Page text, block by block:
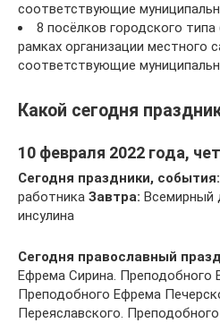
соответствующие
8 посёлков городского
рамках организации местного
соответствующие
Какой сегодня
10 февраля 2022 года,
Сегодня праздники, события:
работника Завтра: Всемирный
инсулина
Сегодня православный
Ефрема Сирина. Преподобного
Преподобного Ефрема
Переяславского.